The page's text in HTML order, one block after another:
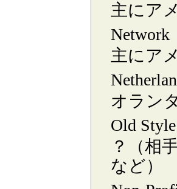
主にア
Network
主にア
オラン
Old
？（相
など）